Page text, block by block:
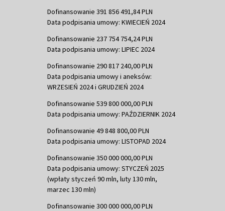
Dofinansowanie 391 856 491,84 PLN
Data podpisania umowy: KWIECIEŃ 2024
Dofinansowanie 237 754 754,24 PLN
Data podpisania umowy: LIPIEC 2024
Dofinansowanie 290 817 240,00 PLN
Data podpisania umowy i aneksów:
WRZESIEŃ 2024 i GRUDZIEŃ 2024
Dofinansowanie 539 800 000,00 PLN
Data podpisania umowy: PAŹDZIERNIK 2024
Dofinansowanie 49 848 800,00 PLN
Data podpisania umowy: LISTOPAD 2024
Dofinansowanie 350 000 000,00 PLN
Data podpisania umowy: STYCZEŃ 2025
(wpłaty styczeń 90 mln, luty 130 mln,
marzec 130 mln)
Dofinansowanie 300 000 000,00 PLN